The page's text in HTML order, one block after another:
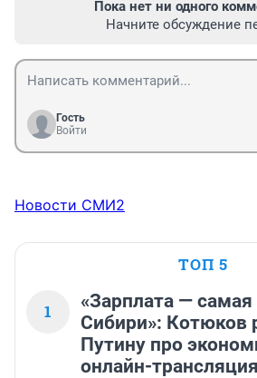
Пока нет ни одного
Начните обсуждение
Гость
Войти
Новости СМИ2
ТОП 5
1
«Зарплата —
Сибири»: Котюков
Путину про
онлайн-трансляция